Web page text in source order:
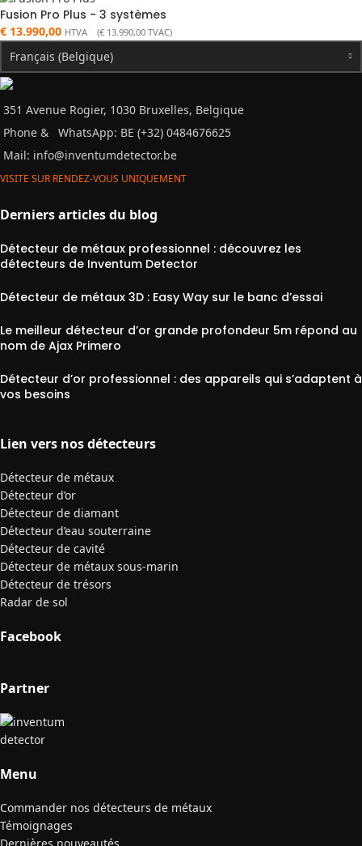
Fusion Pro Plus - 3 systèmes
€ 13.990,00 HTVA (€ 13.990,00 TVAC)
Français (Belgique)
351 Avenue Rogier, 1030 Bruxelles, Belgique
Phone &
WhatsApp: BE (+32) 0484676625
Mail: info@inventumdetector.be
VISITE SUR RENDEZ-VOUS UNIQUEMENT
Derniers articles du blog
Détecteur de métaux professionnel : découvrez les
détecteurs de Inventum Detector
Détecteur de métaux 3D : Easy Way sur le banc d’essai
Le meilleur détecteur d’or grande profondeur 5m répond au
nom de Ajax Primero
Détecteur d’or professionnel : des appareils qui s’adaptent à
vos besoins
Lien vers nos détecteurs
Détecteur de métaux
Détecteur d’or
Détecteur de diamant
Détecteur d’eau souterraine
Détecteur de cavité
Détecteur de métaux sous-marin
Détecteur de trésors
Radar de sol
Facebook
Partner
Menu
Commander nos détecteurs de métaux
Témoignages